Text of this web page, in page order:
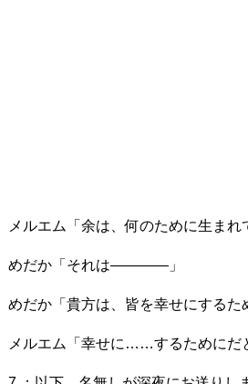
メルエム「余は、何のために生まれ
めだか「それは――――」
めだか「貴方は、皆を幸せにするた
メルエム「幸せに……するためにだ